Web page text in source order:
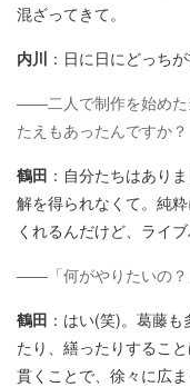
混ざってきて。
内川 ：日に日にどっち
——二人で制作を始めた
たえもあったんですか？
鶴田 ：自分たちはあり
解を得られなくて。純
くれるんだけど、ライ
——「何がやりたいの？
鶴田 ：はい(笑)。葛藤
たり、繕ったりするこ
貫くことで、徐々に広